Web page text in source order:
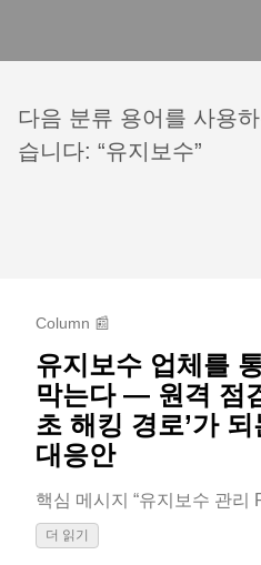
다음 분류 용어를 사용
습니다: “유지보수”
Column 📰
유지보수 업체를
막는다 — 원격 점
초 해킹 경로’가
대응안
핵심 메시지 “유지보수 관리
더 읽기